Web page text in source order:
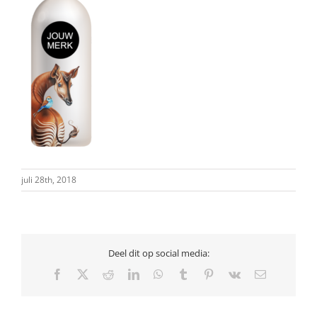
juli 28th, 2018
Deel dit op social media:
Facebook RedditLinkedInWhatsApp
Tumblr Pinterest
Vk
E-